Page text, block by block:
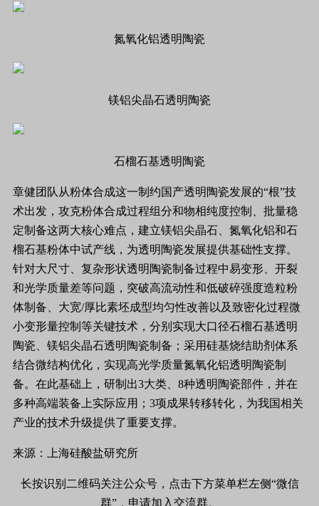
氮氧化铝透明陶瓷
镁铝尖晶石透明陶瓷
石榴石基透明陶瓷
章健团队从粉体合成这一制约国产透明陶瓷发展的“根”技
术出发，攻克粉体合成过程组分和物相纯度控制、批量稳
定制备这两大核心难点，建立镁铝尖晶石、 氮氧化铝和石
榴石基粉体中试产线，为透明陶瓷发展提供基础性支撑。
针对大尺寸、复杂形状透明陶瓷制备过程中易变形、开裂
和光学质量差等问题，突破高流动性和低破碎强度造粒粉
体制备、大宽/厚比素坯成型均匀性改善以及致密化过程微
小变形量控制等关键技术，分别实现大口径石榴石基透明
陶瓷、 镁铝尖晶石透明陶瓷制备；采用硅基烧结助剂体系
结合微结构优化，实现高光学质量氮氧化铝透明陶瓷制
备。在此基础上，研制出3大类、8种透明陶瓷部件，并在
多种高端装备上实际应用；3项成果转移转化，为我国相关
产业的技术升级提供了重要支撑。
来源：上海硅酸盐研究所
长按识别二维码关注公众号，点击下方菜单栏左侧“微信
群”，申请加入交流群。